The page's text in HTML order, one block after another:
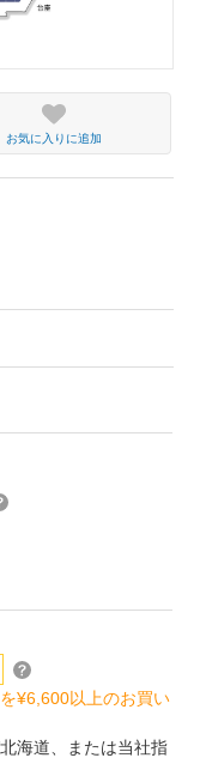
お気に入りに追加
¥6,600以上のお買い
海道、または当社指